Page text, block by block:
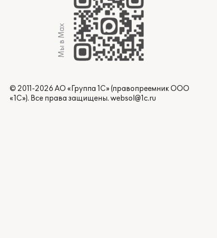
Мы в Max
© 2011-2026 АО «Группа 1С» (правопреемник ООО
«1С»). Все права защищены. websol@1c.ru